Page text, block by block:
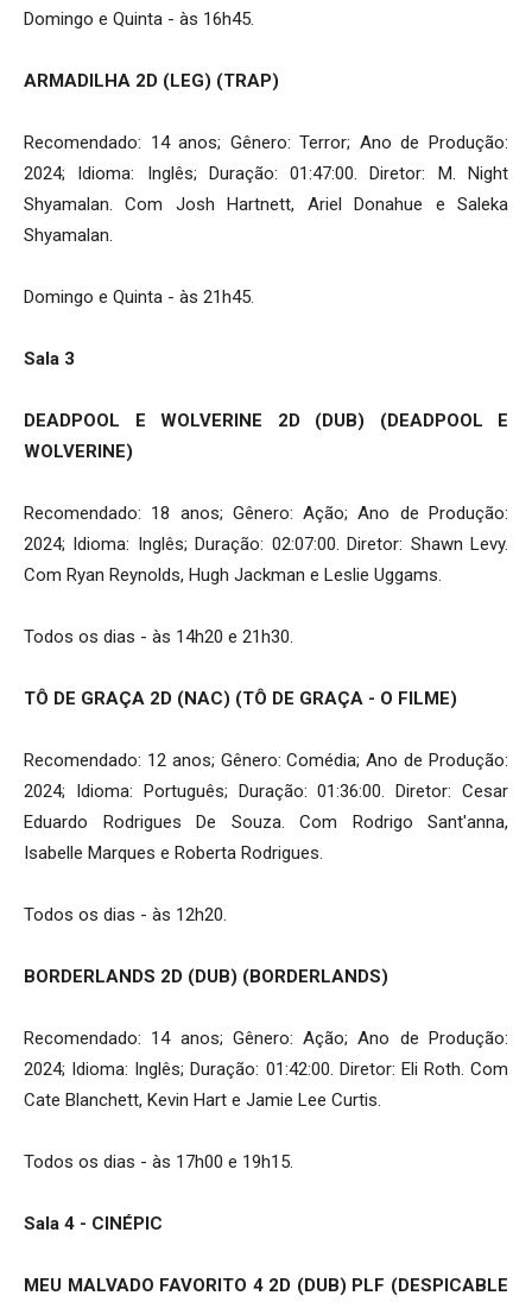
Domingo e Quinta - às 16h45.
ARMADILHA 2D (LEG) (TRAP)
Recomendado: 14 anos; Gênero: Terror; Ano de Produção:
2024; Idioma: Inglês; Duração: 01:47:00. Diretor: M. Night
Shyamalan. Com Josh Hartnett, Ariel Donahue e Saleka
Shyamalan.
Domingo e Quinta - às 21h45.
Sala 3
DEADPOOL E WOLVERINE 2D (DUB) (DEADPOOL E
WOLVERINE)
Recomendado: 18 anos; Gênero: Ação; Ano de Produção:
2024; Idioma: Inglês; Duração: 02:07:00. Diretor: Shawn Levy.
Com Ryan Reynolds, Hugh Jackman e Leslie Uggams.
Todos os dias - às 14h20 e 21h30.
TÔ DE GRAÇA 2D (NAC) (TÔ DE GRAÇA - O FILME)
Recomendado: 12 anos; Gênero: Comédia; Ano de Produção:
2024; Idioma: Português; Duração: 01:36:00. Diretor: Cesar
Eduardo Rodrigues De Souza. Com Rodrigo Sant'anna,
Isabelle Marques e Roberta Rodrigues.
Todos os dias - às 12h20.
BORDERLANDS 2D (DUB) (BORDERLANDS)
Recomendado: 14 anos; Gênero: Ação; Ano de Produção:
2024; Idioma: Inglês; Duração: 01:42:00. Diretor: Eli Roth. Com
Cate Blanchett, Kevin Hart e Jamie Lee Curtis.
Todos os dias - às 17h00 e 19h15.
Sala 4 - CINÉPIC
MEU MALVADO FAVORITO 4 2D (DUB) PLF (DESPICABLE